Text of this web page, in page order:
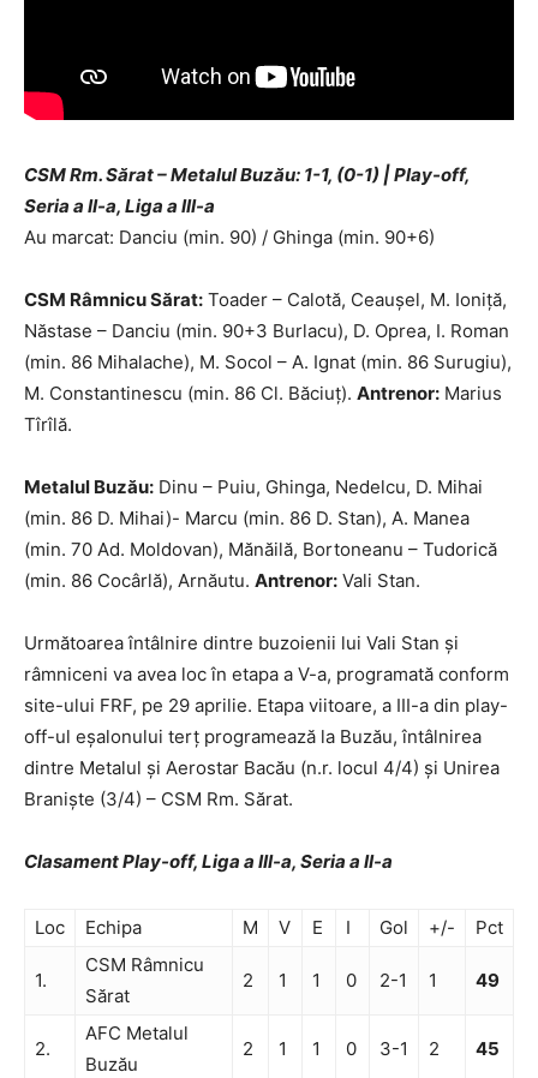
CSM Rm. Sărat – Metalul Buzău: 1-1, (0-1) | Play-off,
Seria a II-a, Liga a III-a
Au marcat: Danciu (min. 90) / Ghinga (min. 90+6)
CSM Râmnicu Sărat: Toader – Calotă, Ceaușel, M. Ioniță,
Năstase – Danciu (min. 90+3 Burlacu), D. Oprea, I. Roman
(min. 86 Mihalache), M. Socol – A. Ignat (min. 86 Surugiu),
M. Constantinescu (min. 86 Cl. Băciuț). Antrenor: Marius
Tîrîlă.
Metalul Buzău: Dinu – Puiu, Ghinga, Nedelcu, D. Mihai
(min. 86 D. Mihai)- Marcu (min. 86 D. Stan), A. Manea
(min. 70 Ad. Moldovan), Mănăilă, Bortoneanu – Tudorică
(min. 86 Cocârlă), Arnăutu. Antrenor: Vali Stan.
Următoarea întâlnire dintre buzoienii lui Vali Stan şi
râmniceni va avea loc în etapa a V-a, programată conform
site-ului FRF, pe 29 aprilie. Etapa viitoare, a III-a din play-
off-ul eşalonului terţ programează la Buzău, întâlnirea
dintre Metalul şi Aerostar Bacău (n.r. locul 4/4) şi Unirea
Branişte (3/4) – CSM Rm. Sărat.
Clasament Play-off, Liga a III-a, Seria a II-a
Loc Echipa M V E I Gol +/- Pct
1.
CSM Râmnicu
Sărat
2 1 1 0 2-1 1 49
2.
AFC Metalul
Buzău
2 1 1 0 3-1 2 45